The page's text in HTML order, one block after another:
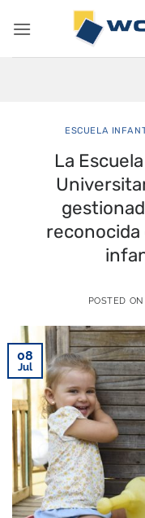
ESCUELA
La
reconocida
POSTED ON
08
Jul